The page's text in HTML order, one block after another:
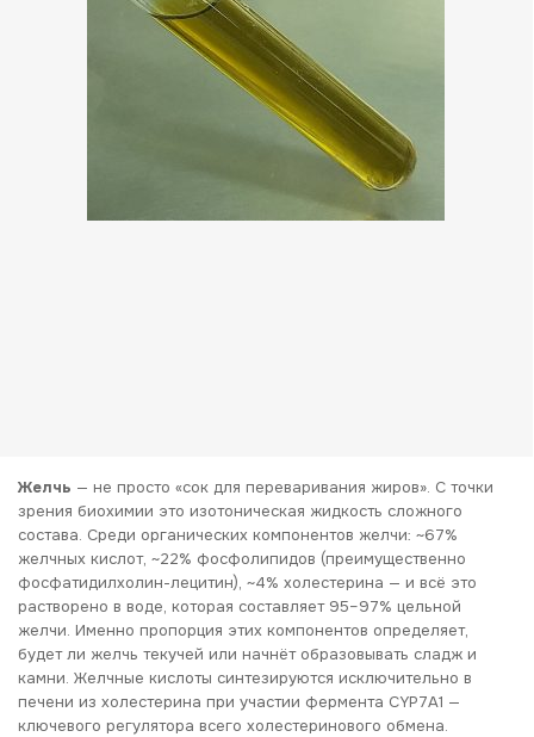
Желчь — не просто «сок для переваривания жиров». С точки
зрения биохимии это изотоническая жидкость сложного
состава. Среди органических компонентов желчи: ~67%
желчных кислот, ~22% фосфолипидов (преимущественно
фосфатидилхолин-лецитин), ~4% холестерина — и всё это
растворено в воде, которая составляет 95–97% цельной
желчи. Именно пропорция этих компонентов определяет,
будет ли желчь текучей или начнёт образовывать сладж и
камни. Желчные кислоты синтезируются исключительно в
печени из холестерина при участии фермента CYP7A1 —
ключевого регулятора всего холестеринового обмена.